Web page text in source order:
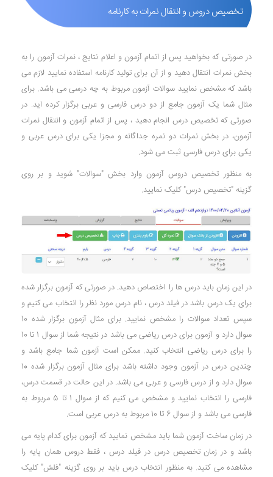
تخصیص دروس و انتقال نمرات به کارنامه
در صورتی که بخواهید پس از اتمام آزمون و اعلام نتایج ، نمرات آزمون را به
بخش نمرات انتقال دهید و از آن برای تولید کارنامه استفاده نمایید لازم می
باشد که مشخص نمایید سوالات آزمون مربوط به چه درسی می باشد. برای
مثال شما یک آزمون جامع از دو درس فارسی و عربی برگزار کرده اید. در
صورتی که تخصیص درس انجام دهید ، پس از اتمام آزمون و انتقال نمرات
آزمون، در بخش نمرات دو نمره جداگانه و مجزا یکی برای درس عربی و
یکی برای درس فارسی ثبت می شود.
به منظور تخصیص دروس آزمون وارد بخش "سوالات" شوید و بر روی
گزینه "تخصیص درس" کلیک نمایید.
در این زمان باید درس ها را اختصاص دهید. در صورتی که آزمون برگزار شده
برای یک درس باشد در فیلد درس ، نام درس مورد نظر را انتخاب می کنیم و
سپس تعداد سوالات را مشخص نمایید. برای مثال آزمون برگزار شده 10
سوال دارد و آزمون برای درس ریاضی می باشد در نتیجه شما از سوال 1 تا 10
را برای درس ریاضی انتخاب کنید. ممکن است آزمون شما جامع باشد و
چندین درس در آزمون وجود داشته باشد برای مثال آزمون برگزار شده 10
سوال دارد و از درس فارسی و عربی می باشد. در این حالت در قسمت درس،
فارسی را انتخاب نمایید و مشخص می کنیم که از سوال 1 تا 5 مربوط به
فارسی می باشد و از سوال 6 تا 10 مربوط به درس عربی است.
در زمان ساخت آزمون شما باید مشخص نمایید که آزمون برای کدام پایه می
باشد و در زمان تخصیص درس در فیلد درس ، فقط دروس همان پایه را
مشاهده می کنید. به منظور انتخاب درس باید بر روی گزینه "فلش" کلیک